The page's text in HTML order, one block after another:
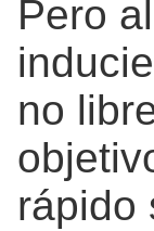
Pero
no
rápido